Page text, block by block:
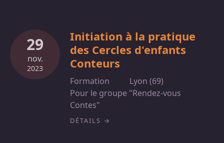
29
nov.
2023
Initiation à la pratique
des Cercles d'enfants
Conteurs
Formation
Lyon (69)
Pour le groupe "Rendez-vous
Contes"
DÉTAILS